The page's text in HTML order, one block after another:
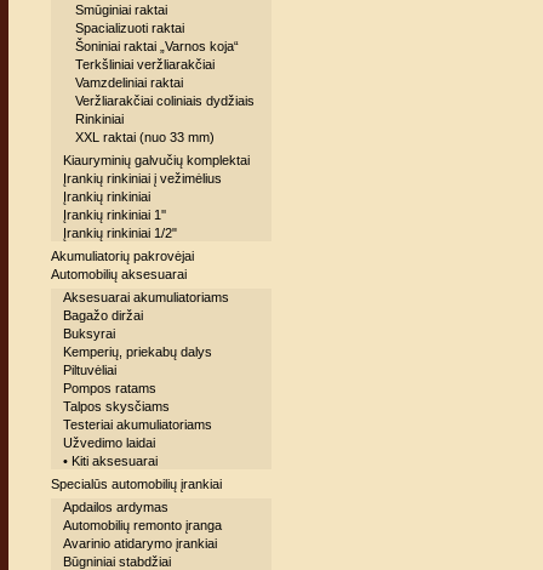
Smūginiai raktai
Spacializuoti raktai
Šoniniai raktai „Varnos koja“
Terkšliniai veržliarakčiai
Vamzdeliniai raktai
Veržliarakčiai coliniais dydžiais
Rinkiniai
XXL raktai (nuo 33 mm)
Kiauryminių galvučių komplektai
Įrankių rinkiniai į vežimėlius
Įrankių rinkiniai
Įrankių rinkiniai 1''
Įrankių rinkiniai 1/2"
Akumuliatorių pakrovėjai
Automobilių aksesuarai
Aksesuarai akumuliatoriams
Bagažo diržai
Buksyrai
Kemperių, priekabų dalys
Piltuvėliai
Pompos ratams
Talpos skysčiams
Testeriai akumuliatoriams
Užvedimo laidai
• Kiti aksesuarai
Specialūs automobilių įrankiai
Apdailos ardymas
Automobilių remonto įranga
Avarinio atidarymo įrankiai
Būgniniai stabdžiai